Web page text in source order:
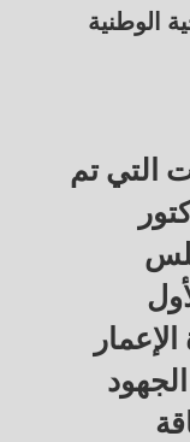
الوطنية
التي تم